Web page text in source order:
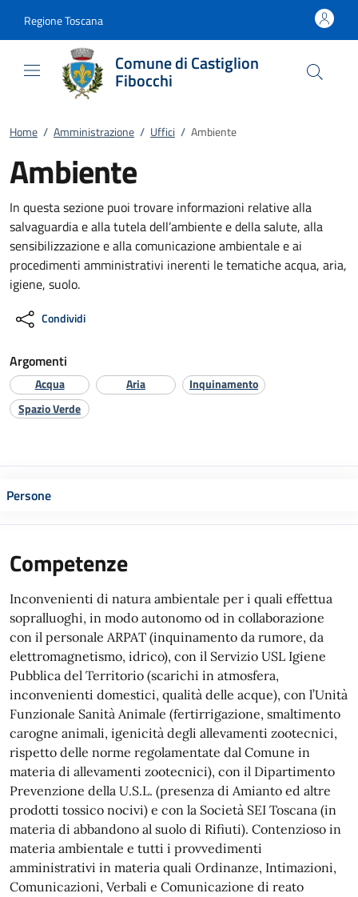
Regione Toscana
Comune di Castiglion
Fibocchi
Home / Amministrazione / Uffici / Ambiente
Ambiente
In questa sezione puoi trovare informazioni relative alla
salvaguardia e alla tutela dell’ambiente e della salute, alla
sensibilizzazione e alla comunicazione ambientale e ai
procedimenti amministrativi inerenti le tematiche acqua, aria,
igiene, suolo.
Condividi
Argomenti
Acqua Aria
Inquinamento
Spazio Verde
Persone
Competenze
Inconvenienti di natura ambientale per i quali effettua
sopralluoghi, in modo autonomo od in collaborazione
con il personale ARPAT (inquinamento da rumore, da
elettromagnetismo, idrico), con il Servizio USL Igiene
Pubblica del Territorio (scarichi in atmosfera,
inconvenienti domestici, qualità delle acque), con l’Unità
Funzionale Sanità Animale (fertirrigazione, smaltimento
carogne animali, igenicità degli allevamenti zootecnici,
rispetto delle norme regolamentate dal Comune in
materia di allevamenti zootecnici), con il Dipartimento
Prevenzione della U.S.L. (presenza di Amianto ed altre
prodotti tossico nocivi) e con la Società SEI Toscana (in
materia di abbandono al suolo di Rifiuti). Contenzioso in
materia ambientale e tutti i provvedimenti
amministrativi in materia quali Ordinanze, Intimazioni,
Comunicazioni, Verbali e Comunicazione di reato